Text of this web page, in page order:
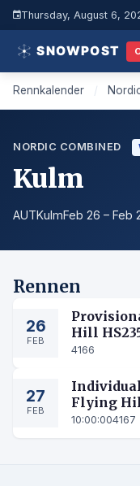
Thursday, August 6,
Rennkalender /
NORDIC COMBINED
Kulm
AUTKulmFeb 26 – Feb
Rennen
26
FEB
Hill
4166
27
FEB
Flying
10:00:004167